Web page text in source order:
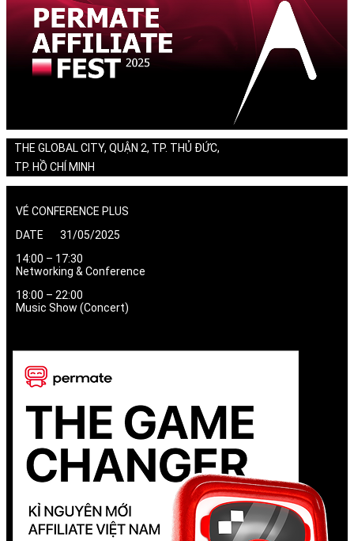
THE GLOBAL CITY, QUẬN 2, TP. THỦ ĐỨC,
TP. HỒ CHÍ MINH
VÉ CONFERENCE PLUS
DATE 31/05/2025
14:00 – 17:30
Networking & Conference
18:00 – 22:00
Music Show (Concert)